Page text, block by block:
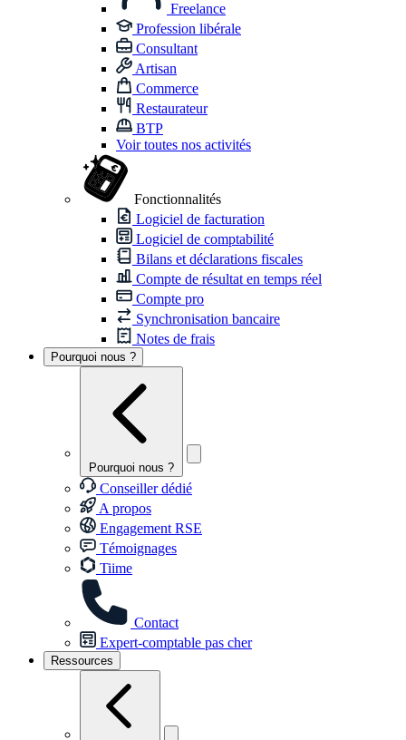
Freelance
Profession libérale
Consultant
Artisan
Commerce
Restaurateur
BTP
Voir toutes nos activités
Fonctionnalités
Logiciel de facturation
Logiciel de comptabilité
Bilans et déclarations fiscales
Compte de résultat en temps réel
Compte pro
Synchronisation bancaire
Notes de frais
Pourquoi nous ?
Pourquoi nous ?
Conseiller dédié
A propos
Engagement RSE
Témoignages
Tiime
Contact
Expert-comptable pas cher
Ressources